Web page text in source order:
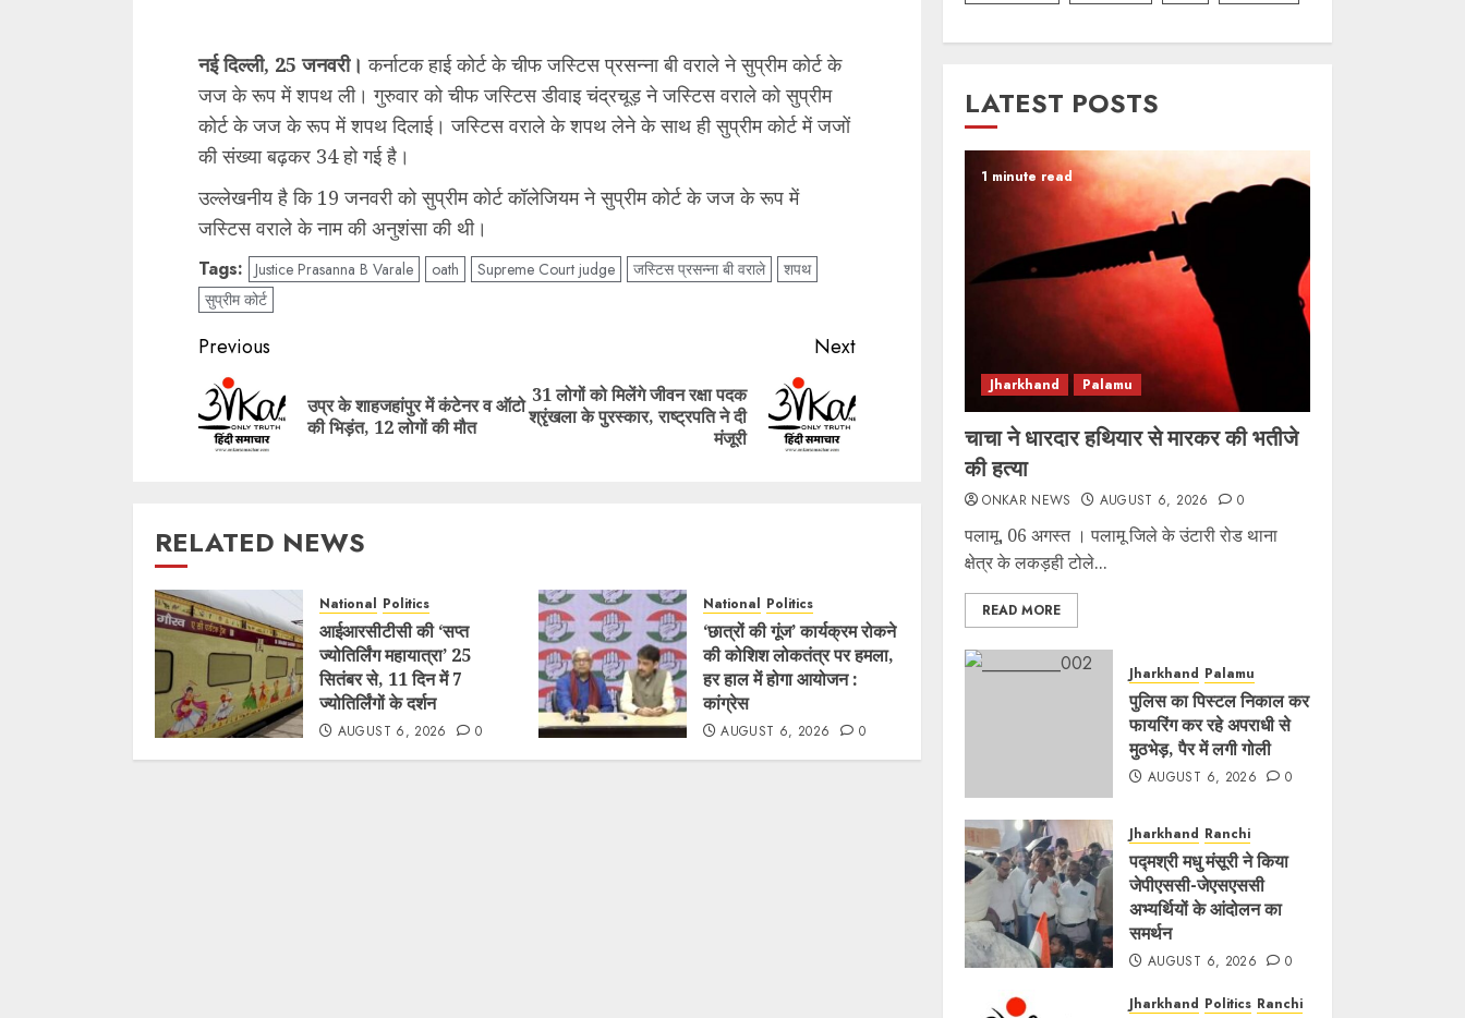
नई दिल्ली, 25 जनवरी। कर्नाटक हाई कोर्ट के चीफ जस्टिस प्रसन्ना बी वराले ने सुप्रीम कोर्ट के
जज के रूप में शपथ ली। गुरुवार को चीफ जस्टिस डीवाइ चंद्रचूड़ ने जस्टिस वराले को सुप्रीम
कोर्ट के जज के रूप में शपथ दिलाई। जस्टिस वराले के शपथ लेने के साथ ही सुप्रीम कोर्ट में जजों
की संख्या बढ़कर 34 हो गई है।
उल्लेखनीय है कि 19 जनवरी को सुप्रीम कोर्ट कॉलेजियम ने सुप्रीम कोर्ट के जज के रूप में
जस्टिस वराले के नाम की अनुशंसा की थी।
Tags: Justice Prasanna B Varale oath Supreme Court judge जस्टिस प्रसन्ना बी वराले
शपथ
सुप्रीम कोर्ट
Post
navigation
Previous
Previous
उप्र के शाहजहांपुर में कंटेनर व ऑटो
की भिड़ंत, 12 लोगों की मौत
Next
Next
31 लोगों को मिलेंगे जीवन रक्षा पदक
श्रृंखला के पुरस्कार, राष्ट्रपति ने दी
मंजूरी
RELATED NEWS
National Politics
आईआरसीटीसी की ‘सप्त
ज्योतिर्लिंग महायात्रा’ 25
सितंबर से, 11 दिन में 7
ज्योतिर्लिंगों के दर्शन
AUGUST 6, 2026 0
National Politics
‘छात्रों की गूंज’ कार्यक्रम रोकने
की कोशिश लोकतंत्र पर हमला,
हर हाल में होगा आयोजन :
कांग्रेस
AUGUST 6, 2026 0
LATEST POSTS
1 minute read
Jharkhand Palamu
चाचा ने धारदार हथियार से मारकर की भतीजे
की हत्या
ONKAR NEWS AUGUST 6, 2026 0
पलामू, 06 अगस्त । पलामू जिले के उंटारी रोड थाना
क्षेत्र के लकड़ही टोले...
READ MORE
Jharkhand Palamu
पुलिस का पिस्टल निकाल कर
फायरिंग कर रहे अपराधी से
मुठभेड़, पैर में लगी गोली
AUGUST 6, 2026 0
Jharkhand Ranchi
पद्मश्री मधु मंसूरी ने किया
जेपीएससी-जेएसएससी
अभ्यर्थियों के आंदोलन का
समर्थन
AUGUST 6, 2026 0
Jharkhand Politics Ranchi